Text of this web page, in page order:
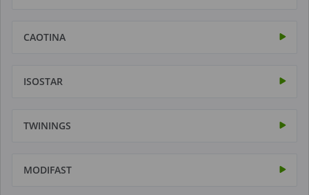
CAOTINA
ISOSTAR
TWININGS
MODIFAST